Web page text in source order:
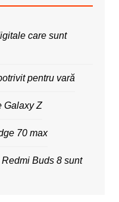
care sunt
pentru vară
Galaxy Z
70 max
Buds 8 sunt